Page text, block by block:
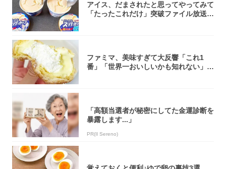
アイス、だまされたと思ってやってみて
「たったこれだけ」突破ファイル放送で
ファミマ、美味すぎて大反響「これ1
番」「世界一おいしいかも知れない」
「高額当選者が秘密にしてた金運診断を
暴露します...」
PR(Il Sereno)